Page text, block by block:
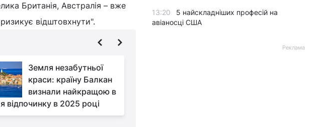
Британія, Австралія – вже
відштовхнути".
Земля незабутньої
краси: країну Балкан
визнали найкращою в
відпочинку в 2025 році
13:20
5 найскладніших професій на
авіаносці США
Реклама